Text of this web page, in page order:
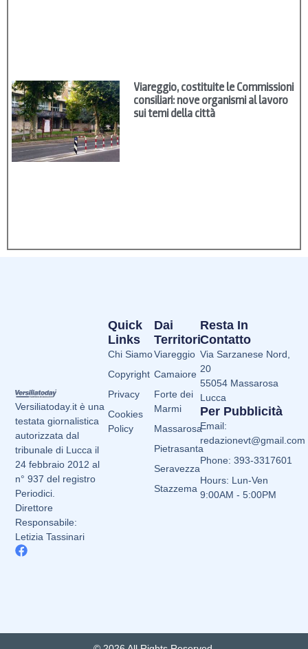
Viareggio, costituite le Commissioni
consiliari: nove organismi al lavoro
sui temi della città
Versiliatoday.it è una
testata giornalistica
autorizzata dal
tribunale di Lucca il
24 febbraio 2012 al
n° 937 del registro
Periodici.
Direttore
Responsabile:
Letizia Tassinari
Dai
Territori
Viareggio
Camaiore
Forte dei
Marmi
Massarosa
Pietrasanta
Seravezza
Stazzema
Quick
Links
Chi Siamo
Copyright
Privacy
Cookies
Policy
Resta In
Contatto
Via Sarzanese Nord,
20
55054 Massarosa
Lucca
Per Pubblicità
Email:
redazionevt@gmail.com
Phone: 393-3317601
Hours: Lun-Ven
9:00AM - 5:00PM